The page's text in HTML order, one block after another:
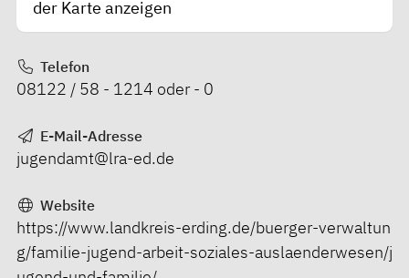
der Karte anzeigen
Telefon
08122 / 58 - 1214 oder - 0
E-Mail-Adresse
jugendamt@lra-ed.de
Website
https://www.landkreis-erding.de/buerger-verwaltun
g/familie-jugend-arbeit-soziales-auslaenderwesen/j